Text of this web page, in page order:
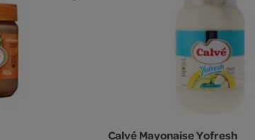
Calvé Mayonaise Yofresh